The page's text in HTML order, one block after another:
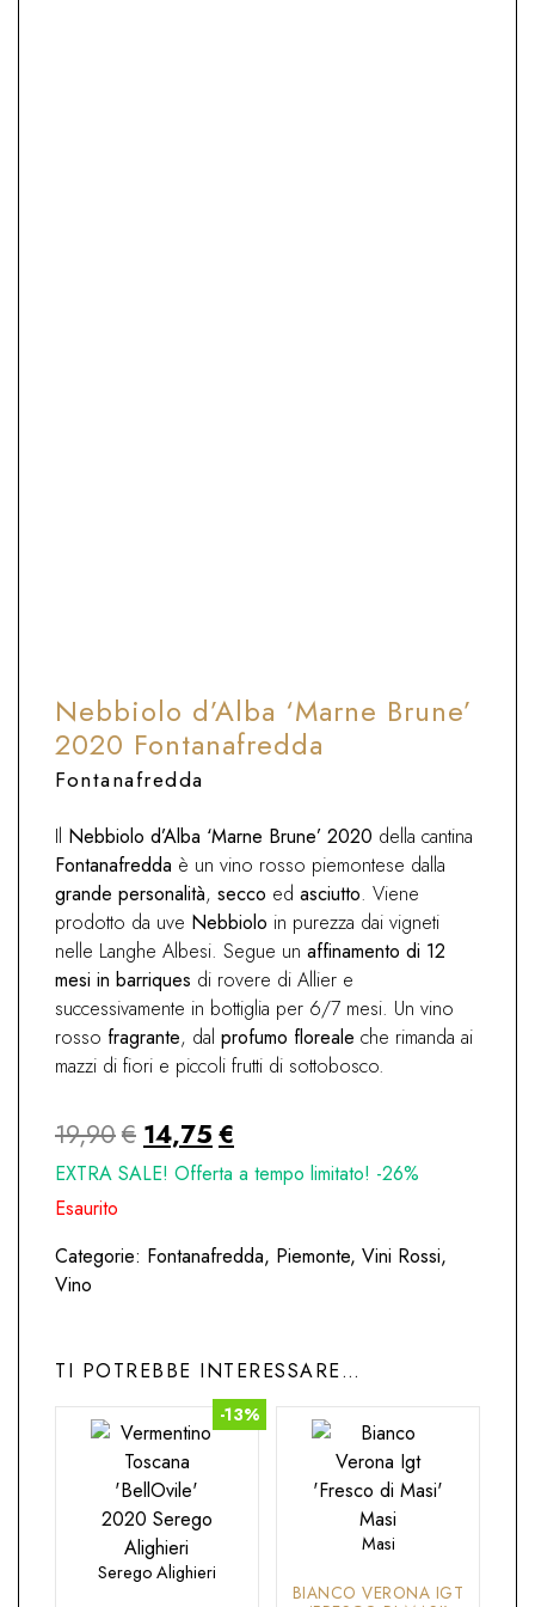
Nebbiolo d’Alba ‘Marne Brune’
2020 Fontanafredda
Fontanafredda
Il Nebbiolo d’Alba ‘Marne Brune’ 2020 della cantina
Fontanafredda è un vino rosso piemontese dalla
grande personalità, secco ed asciutto. Viene
prodotto da uve Nebbiolo in purezza dai vigneti
nelle Langhe Albesi. Segue un affinamento di 12
mesi in barriques di rovere di Allier e
successivamente in bottiglia per 6/7 mesi. Un vino
rosso fragrante, dal profumo floreale che rimanda ai
mazzi di fiori e piccoli frutti di sottobosco.
19,90€ Il
prezzo
era:
14,75 €
prezzo
è:
EXTRA SALE! Offerta a tempo limitato! -26%
Esaurito
Categorie: Fontanafredda, Piemonte, Vini Rossi,
Vino
TI POTREBBE INTERESSARE…
-13%
Serego Alighieri
Masi
BIANCO VERONA IGT